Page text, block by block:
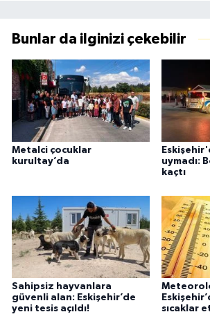
Bunlar da ilginizi çekebilir
Metalci çocuklar
kurultay’da
uymadı:
kaçtı
Sahipsiz hayvanlara
güvenli alan: Eskişehir’de
yeni tesis açıldı!
sıcaklar